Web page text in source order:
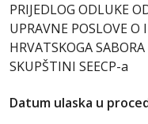
PRIJEDLOG ODLUKE
UPRAVNE POSLOVE
HRVATSKOGA
SKUPŠTINI SEECP-a
Datum ulaska u